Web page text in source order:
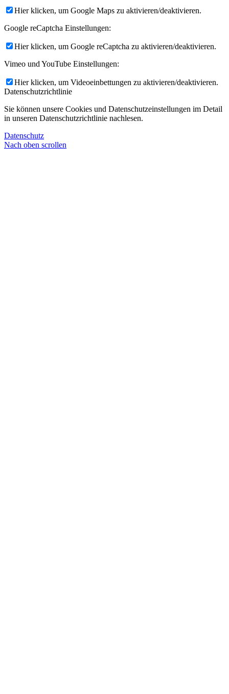
Hier klicken, um Google Maps zu aktivieren/deaktivieren.
Google reCaptcha Einstellungen:
Hier klicken, um Google reCaptcha zu aktivieren/deaktivieren.
Vimeo und YouTube Einstellungen:
Hier klicken, um Videoeinbettungen zu aktivieren/deaktivieren.
Datenschutzrichtlinie
Sie können unsere Cookies und Datenschutzeinstellungen im Detail
in unseren Datenschutzrichtlinie nachlesen.
Datenschutz
Nach oben scrollen